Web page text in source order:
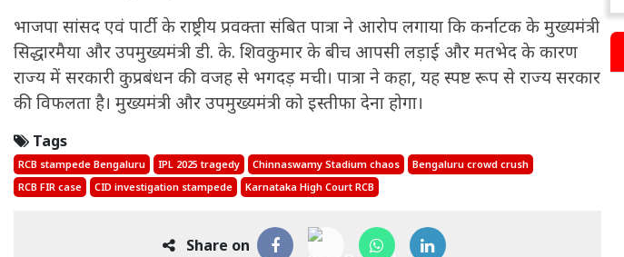
भाजपा सांसद एवं पार्टी के राष्ट्रीय प्रवक्ता संबित पात्रा ने आरोप लगाया कि कर्नाटक के मुख्यमंत्री
सिद्धारमैया और उपमुख्यमंत्री डी. के. शिवकुमार के बीच आपसी लड़ाई और मतभेद के कारण
राज्य में सरकारी कुप्रबंधन की वजह से भगदड़ मची। पात्रा ने कहा, यह स्पष्ट रूप से राज्य सरकार
की विफलता है। मुख्यमंत्री और उपमुख्यमंत्री को इस्तीफा देना होगा।
Tags
RCB stampede Bengaluru IPL 2025 tragedy Chinnaswamy Stadium chaos
Bengaluru crowd crush
RCB FIR case
CID investigation stampede Karnataka High Court RCB
Share on
धनु
मकर
सुखद पलों की प्राप्ति होगी। फिजूल के खर्चे बढ़ेंगे,
कुंभ
धनलाभ के अवसरों में वृद्धि के साथ